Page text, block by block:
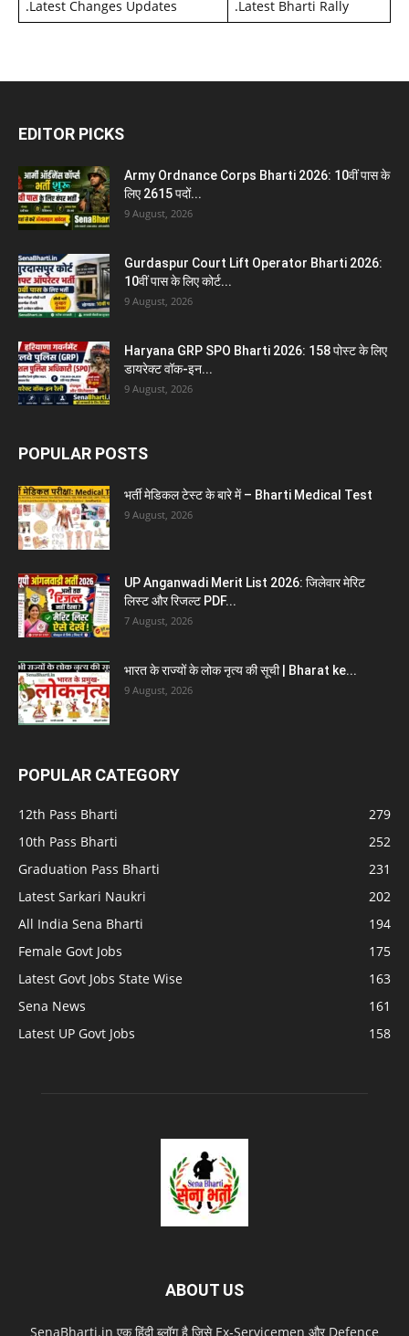
.Latest Changes Updates .Latest Bharti Rally
EDITOR PICKS
Army Ordnance Corps Bharti 2026: 10वीं पास के
लिए 2615 पदों...
9 August, 2026
Gurdaspur Court Lift Operator Bharti 2026:
10वीं पास के लिए कोर्ट...
9 August, 2026
Haryana GRP SPO Bharti 2026: 158 पोस्ट के लिए
डायरेक्ट वॉक-इन...
9 August, 2026
POPULAR POSTS
भर्ती मेडिकल टेस्ट के बारे में – Bharti Medical Test
9 August, 2026
UP Anganwadi Merit List 2026: जिलेवार मेरिट
लिस्ट और रिजल्ट PDF...
7 August, 2026
भारत के राज्यों के लोक नृत्य की सूची | Bharat ke...
9 August, 2026
POPULAR CATEGORY
12th Pass Bharti
279
10th Pass Bharti
252
Graduation Pass Bharti
231
Latest Sarkari Naukri
202
All India Sena Bharti
194
Female Govt Jobs
175
Latest Govt Jobs State Wise
163
Sena News
161
Latest UP Govt Jobs
158
ABOUT US
SenaBharti.in एक हिंदी ब्लॉग है जिसे Ex‑Servicemen और Defence